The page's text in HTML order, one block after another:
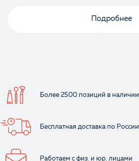
Подробнее
Более 2500 позиций в наличии
Бесплатная доставка по России
Работаем с физ. и юр. лицами